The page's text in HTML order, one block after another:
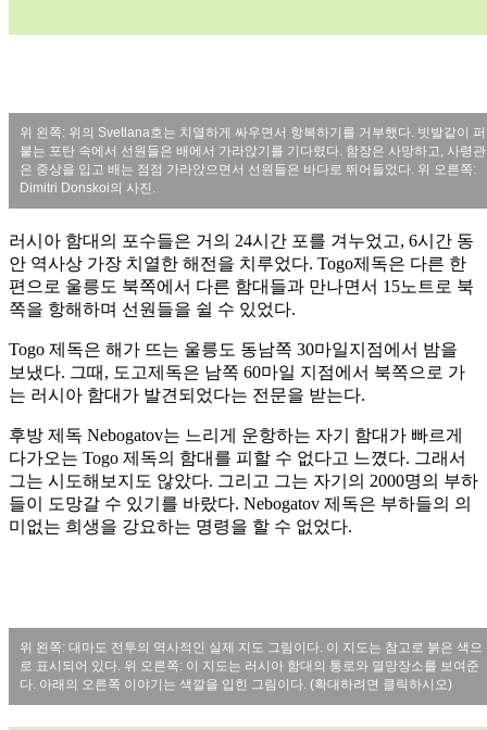
위 왼쪽: 위의 Svetlana호는 치열하게 싸우면서 항복하기를 거부했다. 빗발같이 퍼
붙는 포탄 속에서 선원들은 배에서 가라앉기를 기다렸다. 함장은 사망하고, 사령관
은 중상을 입고 배는 점점 가라앉으면서 선원들은 바다로 뛰어들었다. 위 오른쪽:
Dimitri Donskoi의 사진.
러시아 함대의 포수들은 거의 24시간 포를 겨누었고, 6시간 동
안 역사상 가장 치열한 해전을 치루었다. Togo제독은 다른 한
편으로 울릉도 북쪽에서 다른 함대들과 만나면서 15노트로 북
쪽을 항해하며 선원들을 쉴 수 있었다.
Togo 제독은 해가 뜨는 울릉도 동남쪽 30마일지점에서 밤을
보냈다. 그때, 도고제독은 남쪽 60마일 지점에서 북쪽으로 가
는 러시아 함대가 발견되었다는 전문을 받는다.
후방 제독 Nebogatov는 느리게 운항하는 자기 함대가 빠르게
다가오는 Togo 제독의 함대를 피할 수 없다고 느꼈다. 그래서
그는 시도해보지도 않았다. 그리고 그는 자기의 2000명의 부하
들이 도망갈 수 있기를 바랐다. Nebogatov 제독은 부하들의 의
미없는 희생을 강요하는 명령을 할 수 없었다.
위 왼쪽: 대마도 전투의 역사적인 실제 지도 그림이다. 이 지도는 참고로 붉은 색으
로 표시되어 있다. 위 오른쪽: 이 지도는 러시아 함대의 통로와 멸망장소를 보여준
다. 아래의 오른쪽 이야기는 색깔을 입힌 그림이다. (확대하려면 클릭하시오)